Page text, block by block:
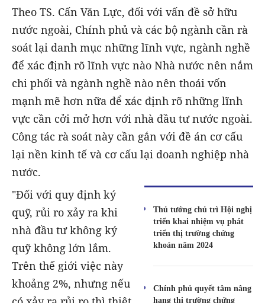
Theo TS. Cấn Văn Lực, đối với vấn đề sở hữu
nước ngoài, Chính phủ và các bộ ngành cần rà
soát lại danh mục những lĩnh vực, ngành nghề
để xác định rõ lĩnh vực nào Nhà nước nên nắm
chi phối và ngành nghề nào nên thoái vốn
mạnh mẽ hơn nữa để xác định rõ những lĩnh
vực cần cởi mở hơn với nhà đầu tư nước ngoài.
Công tác rà soát này cần gắn với đề án cơ cấu
lại nền kinh tế và cơ cấu lại doanh nghiệp nhà
nước.
Thủ tướng chủ trì Hội nghị
triển khai nhiệm vụ phát
triển thị trường chứng
khoán năm 2024
Chính phủ quyết tâm nâng
hạng thị trường chứng
"Đối với quy định ký
quỹ, rủi ro xảy ra khi
nhà đầu tư không ký
quỹ không lớn lắm.
Trên thế giới việc này
khoảng 2%, nhưng nếu